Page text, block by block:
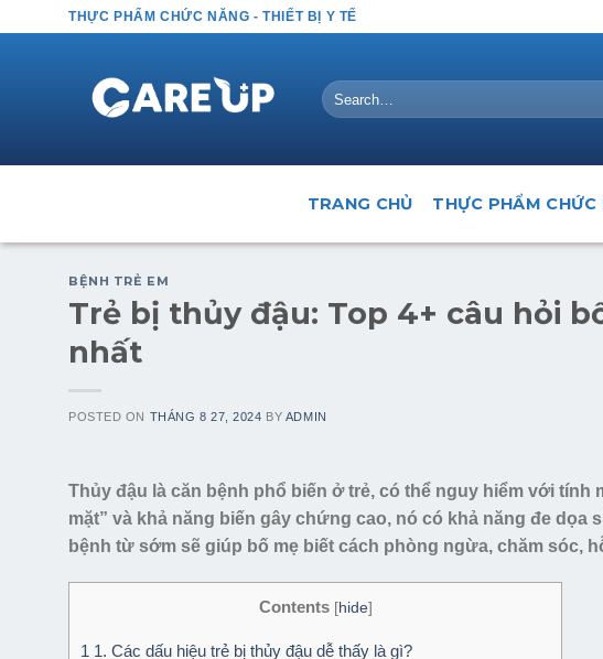
THỰC PHẨM CHỨC NĂNG - THIẾT BỊ Y TẾ
Search
for:
TRANG CHỦ THỰC PHẨM CHỨC
BỆNH TRẺ EM
Trẻ bị thủy đậu: Top 4+ câu hỏi
nhất
POSTED ON THÁNG 8 27, 2024 BY ADMIN
Thủy đậu là căn bệnh phổ biến ở trẻ, có thể nguy hiểm với tính
mặt” và khả năng biến gây chứng cao, nó có khả năng đe dọa
bệnh từ sớm sẽ giúp bố mẹ biết cách phòng ngừa, chăm sóc,
Contents [hide]
1 1. Các dấu hiệu trẻ bị thủy đậu dễ thấy là gì?